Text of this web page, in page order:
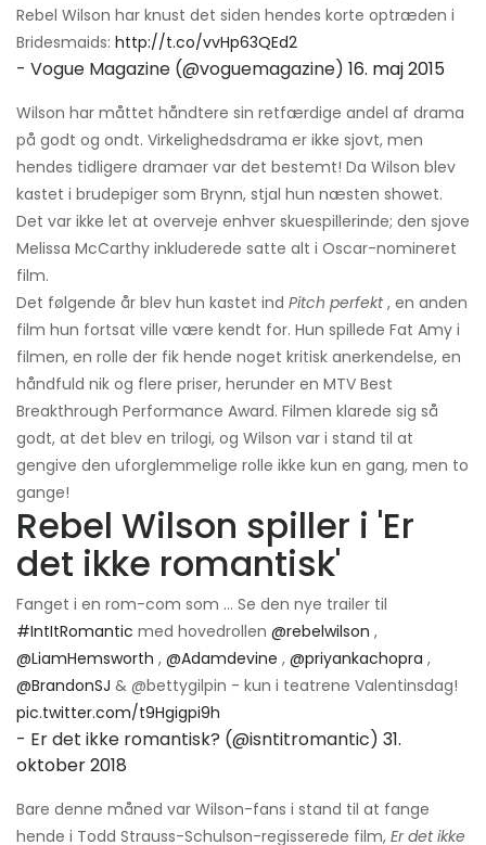
Rebel Wilson har knust det siden hendes korte optræden i
Bridesmaids: http://t.co/vvHp63QEd2
- Vogue Magazine (@voguemagazine) 16. maj 2015
Wilson har måttet håndtere sin retfærdige andel af drama
på godt og ondt. Virkelighedsdrama er ikke sjovt, men
hendes tidligere dramaer var det bestemt! Da Wilson blev
kastet i brudepiger som Brynn, stjal hun næsten showet.
Det var ikke let at overveje enhver skuespillerinde; den sjove
Melissa McCarthy inkluderede satte alt i Oscar-nomineret
film.
Det følgende år blev hun kastet ind Pitch perfekt, en anden
film hun fortsat ville være kendt for. Hun spillede Fat Amy i
filmen, en rolle der fik hende noget kritisk anerkendelse, en
håndfuld nik og flere priser, herunder en MTV Best
Breakthrough Performance Award. Filmen klarede sig så
godt, at det blev en trilogi, og Wilson var i stand til at
gengive den uforglemmelige rolle ikke kun en gang, men to
gange!
Rebel Wilson spiller i 'Er
det ikke romantisk'
Fanget i en rom-com som ... Se den nye trailer til
#IntItRomantic med hovedrollen @rebelwilson ,
@LiamHemsworth , @Adamdevine , @priyankachopra ,
@BrandonSJ & @bettygilpin - kun i teatrene Valentinsdag!
pic.twitter.com/t9Hgigpi9h
- Er det ikke romantisk? (@isntitromantic) 31.
oktober 2018
Bare denne måned var Wilson-fans i stand til at fange
hende i Todd Strauss-Schulson-regisserede film, Er det ikke